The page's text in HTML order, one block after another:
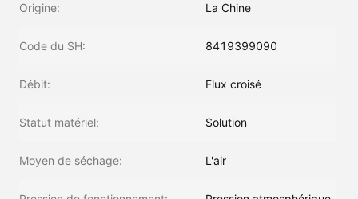
Origine: La Chine
Code du SH: 8419399090
Débit: Flux croisé
Statut matériel: Solution
Moyen de séchage: L'air